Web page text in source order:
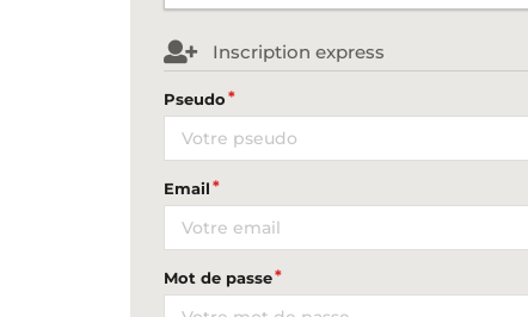
Inscription express
Pseudo
Email
Mot de passe